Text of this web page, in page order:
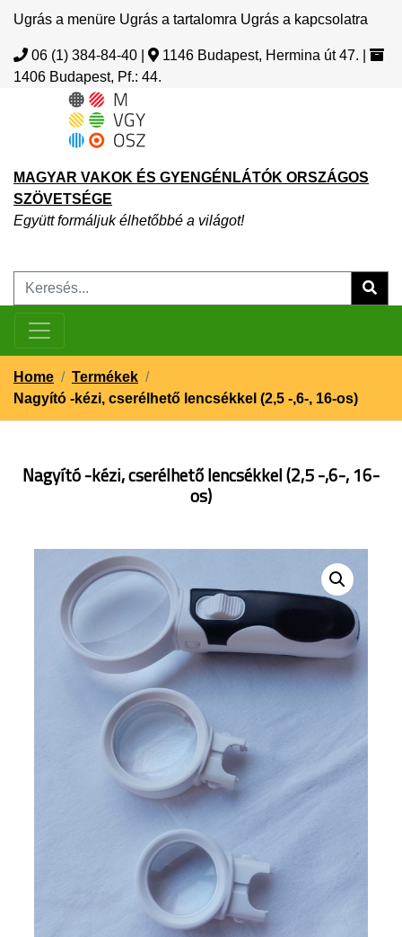
Ugrás a menüre Ugrás a tartalomra Ugrás a kapcsolatra
06 (1) 384-84-40 1146 Budapest, Hermina út 47.
1406 Budapest, Pf.: 44.
MAGYAR VAKOK ÉS GYENGÉNLÁTÓK ORSZÁGOS
SZÖVETSÉGE
Együtt formáljuk élhetőbbé a világot!
Home / Termékek /
Nagyító -kézi, cserélhető lencsékkel (2,5 -,6-, 16-os)
Nagyító -kézi, cserélhető lencsékkel (2,5 -,6-, 16-
os)